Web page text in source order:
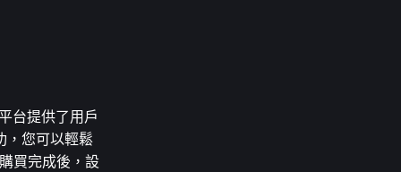
台提供了用戶
，您可以輕鬆
買完成後，設